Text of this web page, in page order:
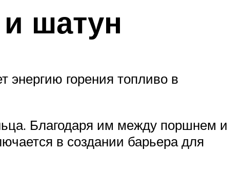
шатун
энергию горения топливо в
Благодаря им между поршнем и
в создании барьера для